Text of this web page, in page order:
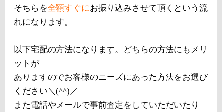
そちらを全額すぐにお振り込みさせて頂くという流
れになります。
以下宅配の方法になります。どちらの方法にもメリ
ットが
ありますのでお客様のニーズにあった方法をお選び
ください＼(^^)／
また電話やメールで事前査定をしていただいたり